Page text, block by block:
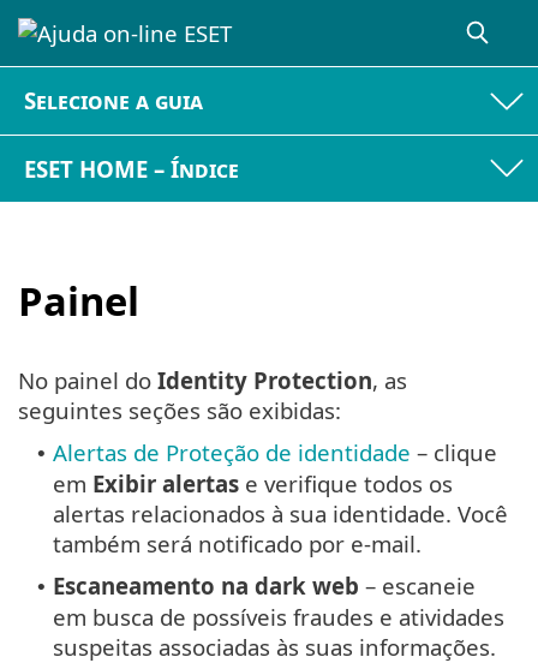
Selecione a guia
ESET HOME – Índice
Painel
No painel do Identity Protection, as
seguintes seções são exibidas:
• Alertas de Proteção de identidade – clique
em Exibir alertas e verifique todos os
alertas relacionados à sua identidade. Você
também será notificado por e-mail.
• Escaneamento na dark web – escaneie
em busca de possíveis fraudes e atividades
suspeitas associadas às suas informações.